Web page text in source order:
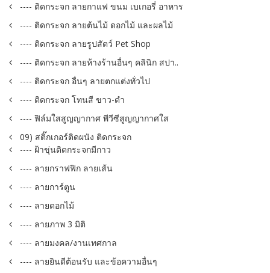
---- ติดกระจก ลายกาแฟ ขนม เบเกอรี่ อาหาร
---- ติดกระจก ลายต้นไม้ ดอกไม้ และผลไม้
---- ติดกระจก ลายรูปสัตว์ Pet Shop
---- ติดกระจก ลายห้างร้านอื่นๆ คลินิก สปา..
---- ติดกระจก อื่นๆ ลายตกแต่งทั่วไป
---- ติดกระจก โทนสี ขาว-ดำ
---- ฟิล์มใสสูญญากาศ พีวีซีสูญญากาศใส
09) สติ๊กเกอร์ติดผนัง ติดกระจก
---- ฝ้าขุ่นติดกระจกมีกาว
---- ลายกราฟฟิก ลายเส้น
---- ลายการ์ตูน
---- ลายดอกไม้
---- ลายภาพ 3 มิติ
---- ลายมงคล/งานเทศกาล
---- ลายยินดีต้อนรับ และข้อความอื่นๆ